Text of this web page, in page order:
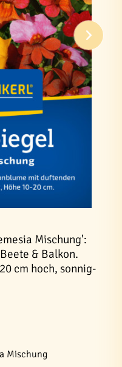
Mischung':
& Balkon.
cm hoch, sonnig-
Mischung